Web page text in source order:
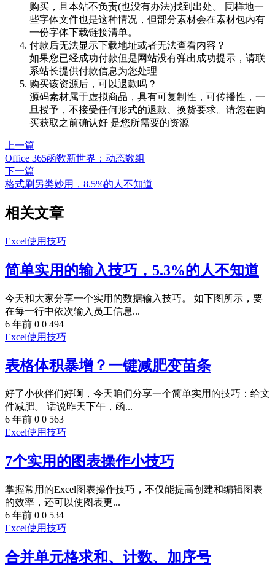
购买，且本站不负责(也没有办法)找到出处。 同样地一
些字体文件也是这种情况，但部分素材会在素材包内有
一份字体下载链接清单。
付款后无法显示下载地址或者无法查看内容？
如果您已经成功付款但是网站没有弹出成功提示，请联
系站长提供付款信息为您处理
购买该资源后，可以退款吗？
源码素材属于虚拟商品，具有可复制性，可传播性，一
旦授予，不接受任何形式的退款、换货要求。请您在购
买获取之前确认好 是您所需要的资源
上一篇
Office 365函数新世界：动态数组
下一篇
格式刷另类妙用，8.5%的人不知道
相关文章
Excel使用技巧
简单实用的输入技巧，5.3%的人不知道
今天和大家分享一个实用的数据输入技巧。 如下图所示，要
在每一行中依次输入员工信息...
6 年前 0 0 494
Excel使用技巧
表格体积暴增？一键减肥变苗条
好了小伙伴们好啊，今天咱们分享一个简单实用的技巧：给文
件减肥。 话说昨天下午，函...
6 年前 0 0 563
Excel使用技巧
7个实用的图表操作小技巧
掌握常用的Excel图表操作技巧，不仅能提高创建和编辑图表
的效率，还可以使图表更...
6 年前 0 0 534
Excel使用技巧
合并单元格求和、计数、加序号